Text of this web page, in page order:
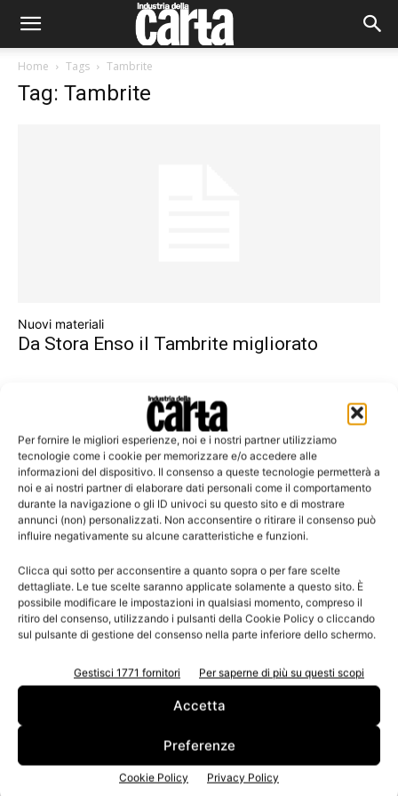
Per fornire le migliori esperienze, noi e i nostri partner utilizziamo
tecnologie come i cookie per memorizzare e/o accedere alle
informazioni del dispositivo. Il consenso a queste tecnologie permetterà a
noi e ai nostri partner di elaborare dati personali come il comportamento
durante la navigazione o gli ID univoci su questo sito e di mostrare
annunci (non) personalizzati. Non acconsentire o ritirare il consenso può
influire negativamente su alcune caratteristiche e funzioni.
Clicca qui sotto per acconsentire a quanto sopra o per fare scelte
dettagliate. Le tue scelte saranno applicate solamente a questo sito. È
possibile modificare le impostazioni in qualsiasi momento, compreso il
ritiro del consenso, utilizzando i pulsanti della Cookie Policy o cliccando
sul pulsante di gestione del consenso nella parte inferiore dello schermo.
Gestisci 1771 fornitori Per saperne di più su questi scopi
Accetta
Preferenze
Cookie Policy Privacy Policy
Home Tags Tambrite
Tag: Tambrite
Nuovi materiali
Da Stora Enso il Tambrite migliorato
Leggi la rivista
n.3 - Giugno 2026 n.2 - Aprile 2026 n.1 - Marzo 2026